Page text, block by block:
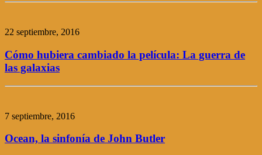
22 septiembre, 2016
Cómo hubiera cambiado la película: La guerra de
las galaxias
7 septiembre, 2016
Ocean, la sinfonía de John Butler